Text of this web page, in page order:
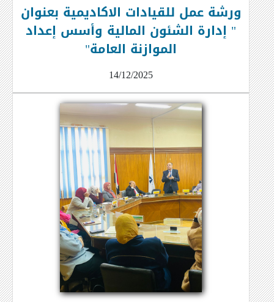
ورشة عمل للقيادات الاكاديمية بعنوان
" إدارة الشئون المالية وأسس إعداد
الموازنة العامة"
14/12/2025